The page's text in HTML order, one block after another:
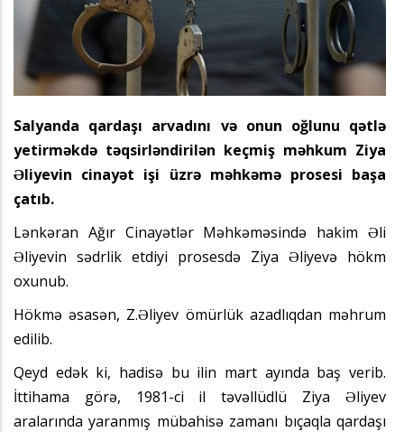
Salyanda qardaşı arvadını və onun oğlunu qətlə
yetirməkdə təqsirləndirilən keçmiş məhkum Ziya
Əliyevin cinayət işi üzrə məhkəmə prosesi başa
çatıb.
Lənkəran Ağır Cinayətlər Məhkəməsində hakim Əli
Əliyevin sədrlik etdiyi prosesdə Ziya Əliyevə hökm
oxunub.
Hökmə əsasən, Z.Əliyev ömürlük azadlıqdan məhrum
edilib.
Qeyd edək ki, hadisə bu ilin mart ayında baş verib.
İttihama görə, 1981-ci il təvəllüdlü Ziya Əliyev
aralarında yaranmış mübahisə zamanı bıçaqla qardaşı